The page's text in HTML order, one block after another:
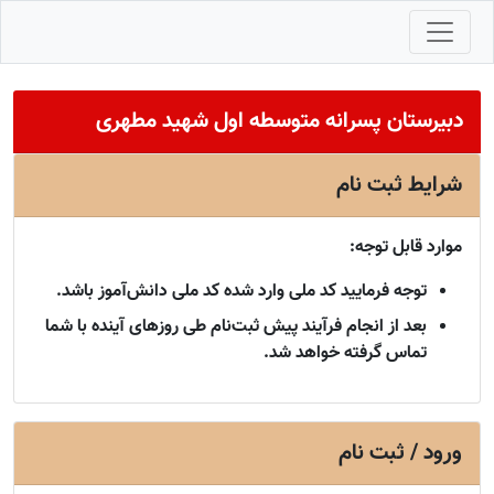
دبیرستان پسرانه متوسطه اول شهید مطهری
شرایط ثبت نام
موارد قابل توجه:
توجه فرمایید کد ملی وارد شده کد ملی دانش‌آموز باشد.
بعد از انجام فرآیند پیش ثبت‌نام طی روزهای آینده با شما
تماس گرفته خواهد شد.
ورود / ثبت نام